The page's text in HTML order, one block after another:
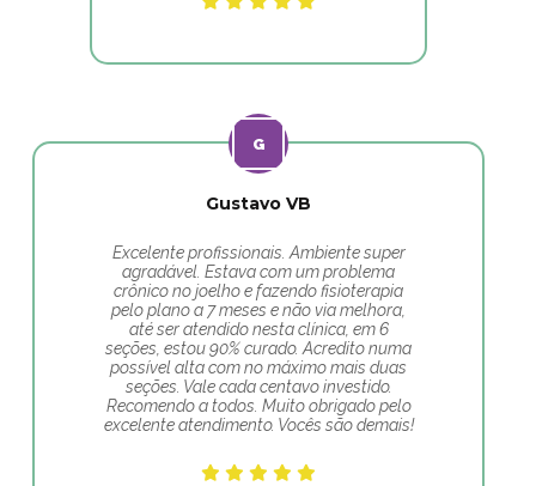
Gustavo VB
Excelente profissionais. Ambiente super
agradável. Estava com um problema
crônico no joelho e fazendo fisioterapia
pelo plano a 7 meses e não via melhora,
até ser atendido nesta clínica, em 6
seções, estou 90% curado. Acredito numa
possível alta com no máximo mais duas
seções. Vale cada centavo investido.
Recomendo a todos. Muito obrigado pelo
excelente atendimento. Vocês são demais!